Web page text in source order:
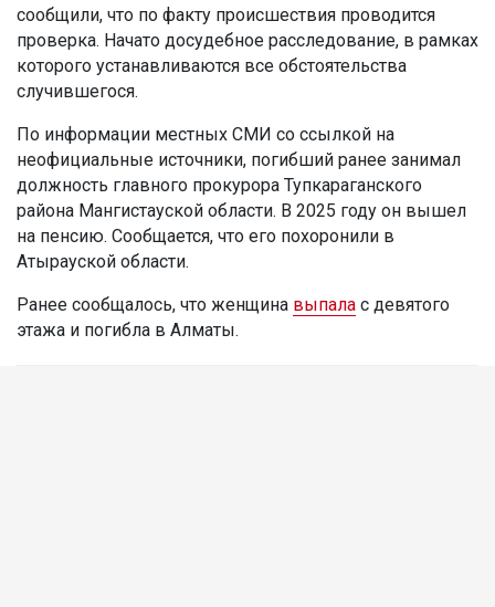
сообщили, что по факту происшествия проводится
проверка. Начато досудебное расследование, в рамках
которого устанавливаются все обстоятельства
случившегося.
По информации местных СМИ со ссылкой на
неофициальные источники, погибший ранее занимал
должность главного прокурора Тупкараганского
района Мангистауской области. В 2025 году он вышел
на пенсию. Сообщается, что его похоронили в
Атырауской области.
Ранее сообщалось, что женщина выпала с девятого
этажа и погибла в Алматы.